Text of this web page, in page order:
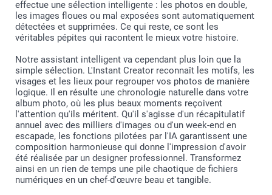
effectue une sélection intelligente : les photos en double,
les images floues ou mal exposées sont automatiquement
détectées et supprimées. Ce qui reste, ce sont les
véritables pépites qui racontent le mieux votre histoire.
Notre assistant intelligent va cependant plus loin que la
simple sélection. L'Instant Creator reconnaît les motifs, les
visages et les lieux pour regrouper vos photos de manière
logique. Il en résulte une chronologie naturelle dans votre
album photo, où les plus beaux moments reçoivent
l'attention qu'ils méritent. Qu'il s'agisse d'un récapitulatif
annuel avec des milliers d'images ou d'un week-end en
escapade, les fonctions pilotées par l'IA garantissent une
composition harmonieuse qui donne l'impression d'avoir
été réalisée par un designer professionnel. Transformez
ainsi en un rien de temps une pile chaotique de fichiers
numériques en un chef-d'œuvre beau et tangible.